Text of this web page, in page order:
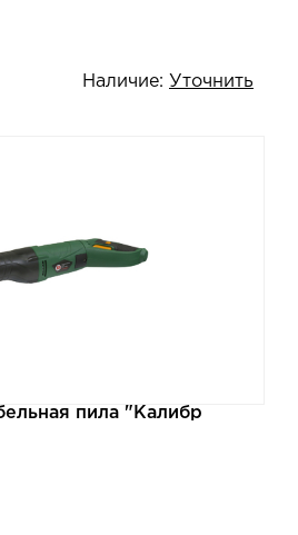
Наличие: Уточнить
пила "Калибр